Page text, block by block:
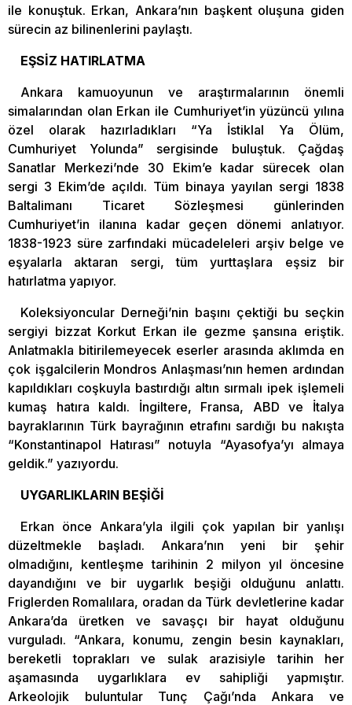
ile konuştuk. Erkan, Ankara’nın başkent oluşuna giden
sürecin az bilinenlerini paylaştı.
EŞSİZ HATIRLATMA
Ankara kamuoyunun ve araştırmalarının önemli
simalarından olan Erkan ile Cumhuriyet’in yüzüncü yılına
özel olarak hazırladıkları “Ya İstiklal Ya Ölüm,
Cumhuriyet Yolunda” sergisinde buluştuk. Çağdaş
Sanatlar Merkezi’nde 30 Ekim’e kadar sürecek olan
sergi 3 Ekim’de açıldı. Tüm binaya yayılan sergi 1838
Baltalimanı Ticaret Sözleşmesi günlerinden
Cumhuriyet’in ilanına kadar geçen dönemi anlatıyor.
1838-1923 süre zarfındaki mücadeleleri arşiv belge ve
eşyalarla aktaran sergi, tüm yurttaşlara eşsiz bir
hatırlatma yapıyor.
Koleksiyoncular Derneği’nin başını çektiği bu seçkin
sergiyi bizzat Korkut Erkan ile gezme şansına eriştik.
Anlatmakla bitirilemeyecek eserler arasında aklımda en
çok işgalcilerin Mondros Anlaşması’nın hemen ardından
kapıldıkları coşkuyla bastırdığı altın sırmalı ipek işlemeli
kumaş hatıra kaldı. İngiltere, Fransa, ABD ve İtalya
bayraklarının Türk bayrağının etrafını sardığı bu nakışta
“Konstantinapol Hatırası” notuyla “Ayasofya’yı almaya
geldik.” yazıyordu.
UYGARLIKLARIN BEŞİĞİ
Erkan önce Ankara’yla ilgili çok yapılan bir yanlışı
düzeltmekle başladı. Ankara’nın yeni bir şehir
olmadığını, kentleşme tarihinin 2 milyon yıl öncesine
dayandığını ve bir uygarlık beşiği olduğunu anlattı.
Friglerden Romalılara, oradan da Türk devletlerine kadar
Ankara’da üretken ve savaşçı bir hayat olduğunu
vurguladı. “Ankara, konumu, zengin besin kaynakları,
bereketli toprakları ve sulak arazisiyle tarihin her
aşamasında uygarlıklara ev sahipliği yapmıştır.
Arkeolojik buluntular Tunç Çağı’nda Ankara ve